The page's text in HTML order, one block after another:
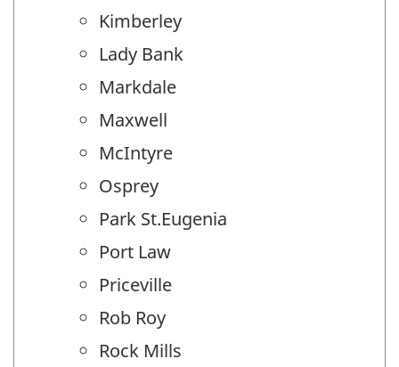
Kimberley
Lady Bank
Markdale
Maxwell
McIntyre
Osprey
Park St.Eugenia
Port Law
Priceville
Rob Roy
Rock Mills